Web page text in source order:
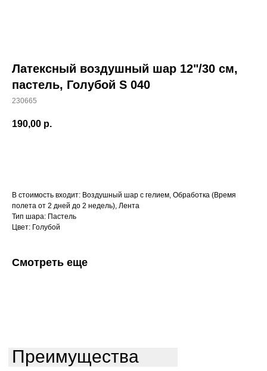
Латексный воздушный шар 12"/30 см,
пастель, Голубой S 040
230665
190,00 р.
В стоимость входит: Воздушный шар с гелием, Обработка (Время
полета от 2 дней до 2 недель), Лента
Тип шара: Пастель
Цвет: Голубой
Смотреть еще
Преимущества